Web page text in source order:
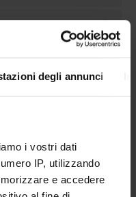
degli annunci
i vostri dati
IP, utilizzando
e accedere